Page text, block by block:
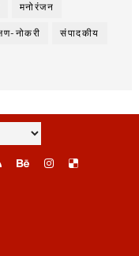
मनोरंजन
नोकरी संपादकीय